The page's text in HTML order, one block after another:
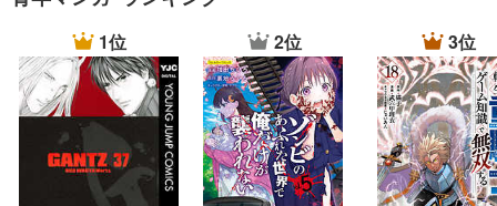
1位 2位 3位